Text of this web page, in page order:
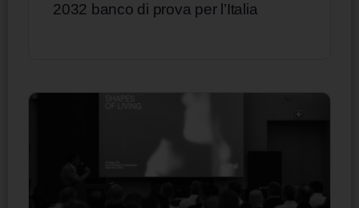
2032 banco di prova per l’Italia